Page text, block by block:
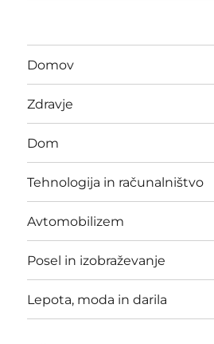
Domov
Zdravje
Dom
Tehnologija in računalništvo
Avtomobilizem
Posel in izobraževanje
Lepota, moda in darila